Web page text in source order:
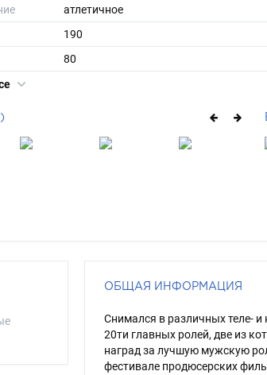
атлетичное
190
80
ОБЩАЯ ИНФОРМАЦИЯ
Снимался в различных теле-
20ти главных ролей, две из
наград за лучшую мужскую
фестивале продюсерских